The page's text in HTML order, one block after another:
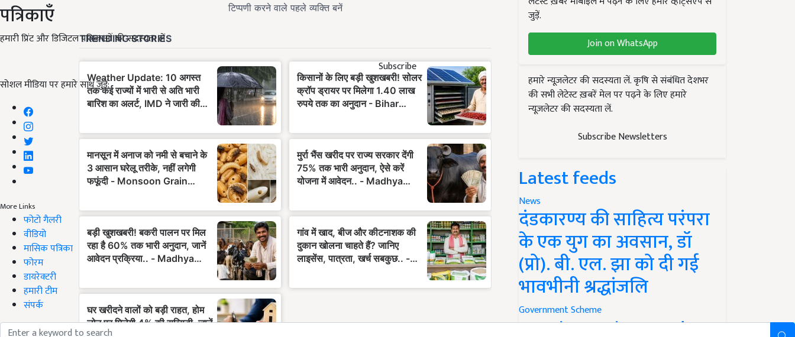
पत्रिकाएँ
हमारी प्रिंट और डिजिटल पत्रिकाओं की सदस्यता लें
Subscribe
सोशल मीडिया पर हमारे साथ जुड़ें:
More Links
फोटो गैलरी
वीडियो
मासिक पत्रिका
फोरम
डायरेक्टरी
हमारी टीम
संपर्क
जुड़ें.
Join on WhatsApp
हमारे न्यूज़लेटर की सदस्यता लें. कृषि से संबंधित देशभर
की सभी लेटेस्ट ख़बरें मेल पर पढ़ने के लिए हमारे
न्यूज़लेटर की सदस्यता लें.
Subscribe Newsletters
Latest feeds
News
दंडकारण्य की साहित्य परंपरा
के एक युग का अवसान, डॉ
(प्रो). बी. एल. झा को दी गई
भावभीनी श्रद्धांजलि
Government Scheme
PM Kisan Yojana Update: